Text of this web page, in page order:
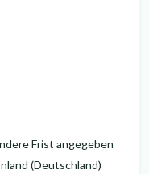
Frist angegeben
(Deutschland)